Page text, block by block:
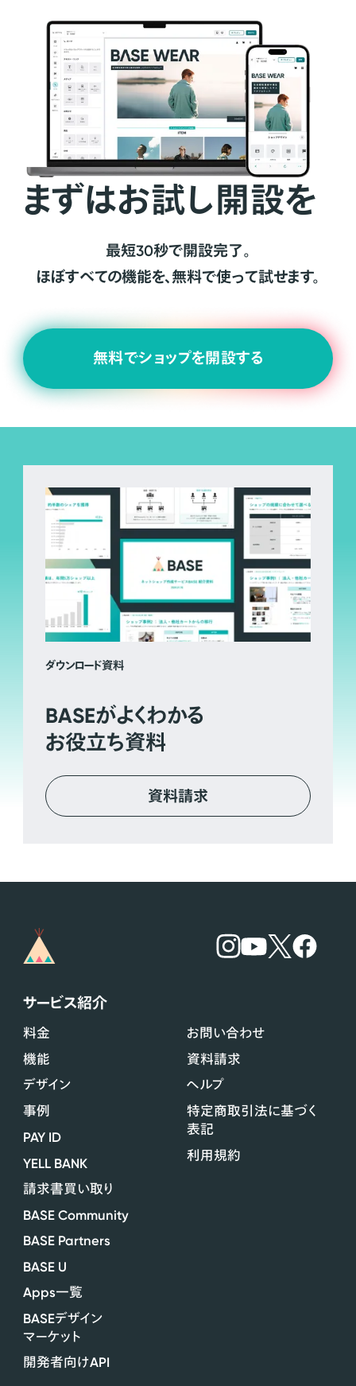
まずはお試し開設を
最短30秒で開設完了。
ほぼすべての機能を、無料で使って試せます。
無料でショップを開設する
ダウンロード資料
BASEがよくわかる
お役立ち資料
資料請求
サービス紹介
料金
機能
デザイン
事例
PAY ID
YELL BANK
請求書買い取り
BASE Community
BASE Partners
BASE U
Apps一覧
BASEデザイン
マーケット
開発者向けAPI
お問い合わせ
資料請求
ヘルプ
特定商取引法に基づく
表記
利用規約